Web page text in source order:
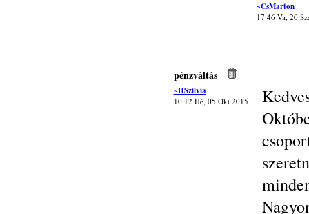
~CsMarton
17:46 Va, 20
pénzváltás
~HSzilvia
10:12 Hé, 05 Okt 2015